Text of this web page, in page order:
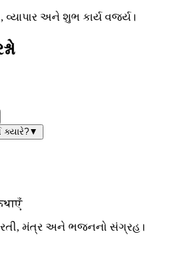
અને શુભ કાર્ય વર્જ્ય।
ક્યારે?▼
મંત્ર અને ભજનનો સંગ્રહ।